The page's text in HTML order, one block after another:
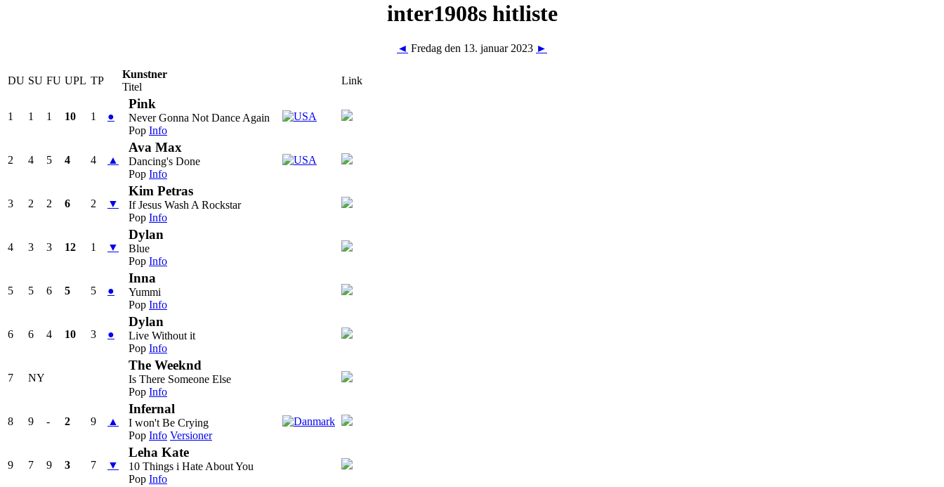
inter1908s hitliste
◄ Fredag den 13. januar 2023 ►
DU SU FU UPL TP
Kunstner
Titel
Link
1 1 1 10 1 ●
Pink
Never Gonna Not Dance Again
Pop Info
2 4 5 4 4 ▲
Ava Max
Dancing's Done
Pop Info
3 2 2 6 2 ▼
Kim Petras
If Jesus Wash A Rockstar
Pop Info
4 3 3 12 1 ▼
Dylan
Blue
Pop Info
5 5 6 5 5 ●
Inna
Yummi
Pop Info
6 6 4 10 3 ●
Dylan
Live Without it
Pop Info
7 NY
The Weeknd
Is There Someone Else
Pop Info
8 9 - 2 9 ▲
Infernal
I won't Be Crying
Pop Info Versioner
9 7 9 3 7 ▼
Leha Kate
10 Things i Hate About You
Pop Info